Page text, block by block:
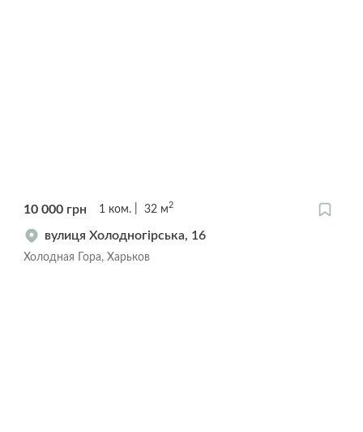
10 000 грн 1 ком. 32 м2
вулиця Холодногірська, 16
Холодная Гора, Харьков